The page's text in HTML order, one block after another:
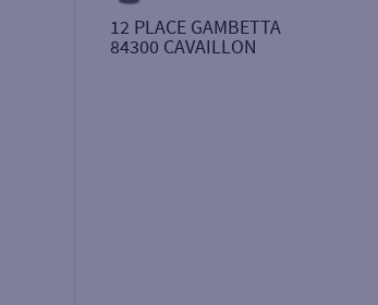
12 PLACE GAMBETTA
84300 CAVAILLON